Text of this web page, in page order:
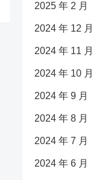
2025 年 2 月
2024 年 12 月
2024 年 11 月
2024 年 10 月
2024 年 9 月
2024 年 8 月
2024 年 7 月
2024 年 6 月